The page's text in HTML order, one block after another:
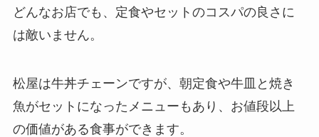
どんなお店でも、定食やセットのコスパの良さに
は敵いません。
松屋は牛丼チェーンですが、朝定食や牛皿と焼き
魚がセットになったメニューもあり、お値段以上
の価値がある食事ができます。